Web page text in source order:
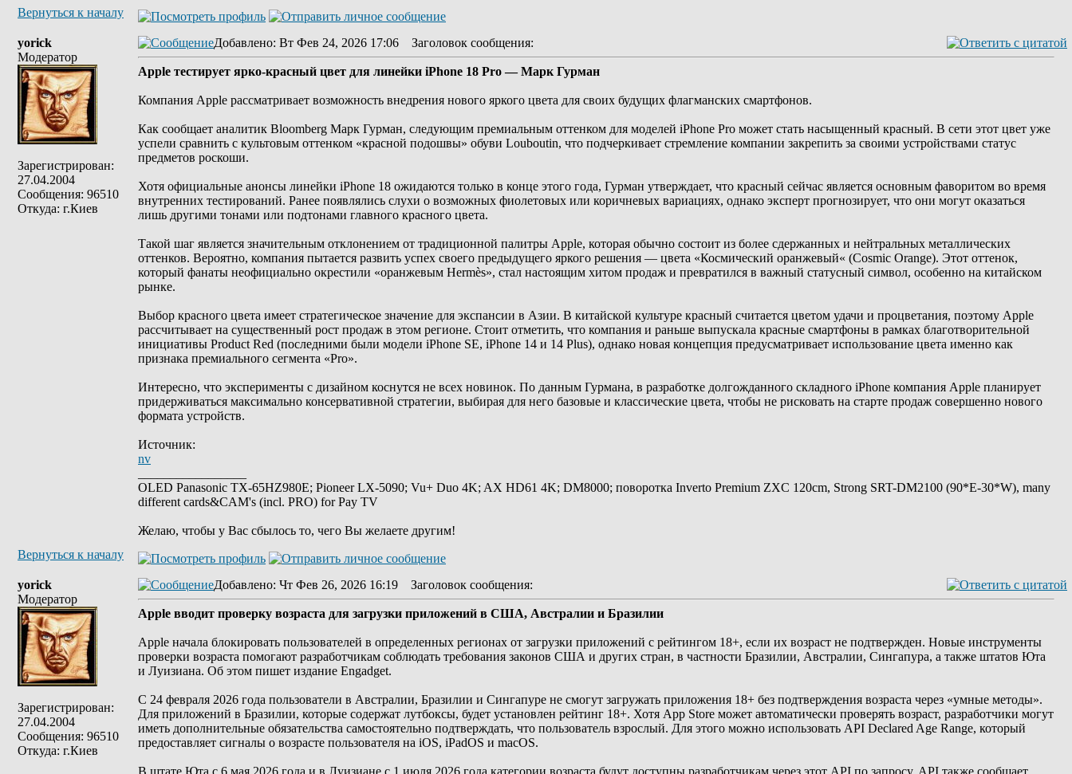
Вернуться к началу
yorick
Модератор
Зарегистрирован:
27.04.2004
Сообщения: 96510
Откуда: г.Киев
Добавлено: Вт Фев 24, 2026 17:06 Заголовок сообщения:
Apple тестирует ярко-красный цвет для линейки iPhone 18 Pro — Марк Гурман
Компания Apple рассматривает возможность внедрения нового яркого цвета для своих будущих флагманских смартфонов.
Как сообщает аналитик Bloomberg Марк Гурман, следующим премиальным оттенком для моделей iPhone Pro может стать насыщенный красный. В сети этот цвет уже
успели сравнить с культовым оттенком «красной подошвы» обуви Louboutin, что подчеркивает стремление компании закрепить за своими устройствами статус
предметов роскоши.
Хотя официальные анонсы линейки iPhone 18 ожидаются только в конце этого года, Гурман утверждает, что красный сейчас является основным фаворитом во время
внутренних тестирований. Ранее появлялись слухи о возможных фиолетовых или коричневых вариациях, однако эксперт прогнозирует, что они могут оказаться
лишь другими тонами или подтонами главного красного цвета.
Такой шаг является значительным отклонением от традиционной палитры Apple, которая обычно состоит из более сдержанных и нейтральных металлических
оттенков. Вероятно, компания пытается развить успех своего предыдущего яркого решения — цвета «Космический оранжевый« (Cosmic Orange). Этот оттенок,
который фанаты неофициально окрестили «оранжевым Hermès», стал настоящим хитом продаж и превратился в важный статусный символ, особенно на китайском
рынке.
Выбор красного цвета имеет стратегическое значение для экспансии в Азии. В китайской культуре красный считается цветом удачи и процветания, поэтому Apple
рассчитывает на существенный рост продаж в этом регионе. Стоит отметить, что компания и раньше выпускала красные смартфоны в рамках благотворительной
инициативы Product Red (последними были модели iPhone SE, iPhone 14 и 14 Plus), однако новая концепция предусматривает использование цвета именно как
признака премиального сегмента «Pro».
Интересно, что эксперименты с дизайном коснутся не всех новинок. По данным Гурмана, в разработке долгожданного складного iPhone компания Apple планирует
придерживаться максимально консервативной стратегии, выбирая для него базовые и классические цвета, чтобы не рисковать на старте продаж совершенно нового
формата устройств.
Источник:
nv
OLED Panasonic TX-65HZ980E; Pioneer LX-5090; Vu+ Duo 4K; AX HD61 4K; DM8000; поворотка Inverto Premium ZXC 120cm, Strong SRT-DM2100 (90*E-30*W), many
different cards&CAM's (incl. PRO) for Pay TV
Желаю, чтобы у Вас сбылось то, чего Вы желаете другим!
Вернуться к началу
yorick
Модератор
Зарегистрирован:
27.04.2004
Сообщения: 96510
Откуда: г.Киев
Добавлено: Чт Фев 26, 2026 16:19 Заголовок сообщения:
Аpple вводит проверку возраста для загрузки приложений в США, Австралии и Бразилии
Apple начала блокировать пользователей в определенных регионах от загрузки приложений с рейтингом 18+, если их возраст не подтвержден. Новые инструменты
проверки возраста помогают разработчикам соблюдать требования законов США и других стран, в частности Бразилии, Австралии, Сингапура, а также штатов Юта
и Луизиана. Об этом пишет издание Engadget.
С 24 февраля 2026 года пользователи в Австралии, Бразилии и Сингапуре не смогут загружать приложения 18+ без подтверждения возраста через «умные методы».
Для приложений в Бразилии, которые содержат лутбоксы, будет установлен рейтинг 18+. Хотя App Store может автоматически проверять возраст, разработчики могут
иметь дополнительные обязательства самостоятельно подтверждать, что пользователь взрослый. Для этого можно использовать API Declared Age Range, который
предоставляет сигналы о возрасте пользователя на iOS, iPadOS и macOS.
В штате Юта с 6 мая 2026 года и в Луизиане с 1 июля 2026 года категории возраста будут доступны разработчикам через этот API по запросу. API также сообщает,